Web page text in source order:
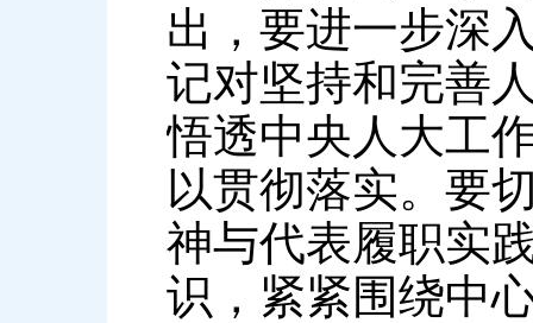
出，要进一步深
记对坚持和完善
悟透中央人大工
以贯彻落实。要
神与代表履职实
识，紧紧围绕中